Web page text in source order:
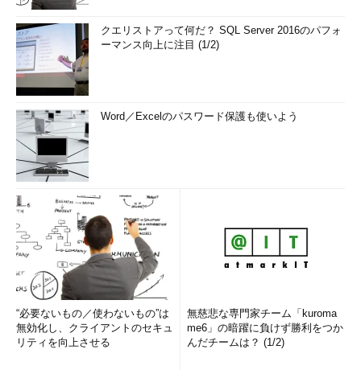
クエリストアって何だ？ SQL Server 2016のパフォ
ーマンス向上に注目 (1/2)
Word／Excelのパスワード保護も使いよう
“必要ないもの／使わないもの”は
無効化し、クライアントのセキュ
リティを向上させる
無慈悲な専門家チーム「kuroma
me6」の暗躍に負けず勝利をつか
んだチームは？ (1/2)